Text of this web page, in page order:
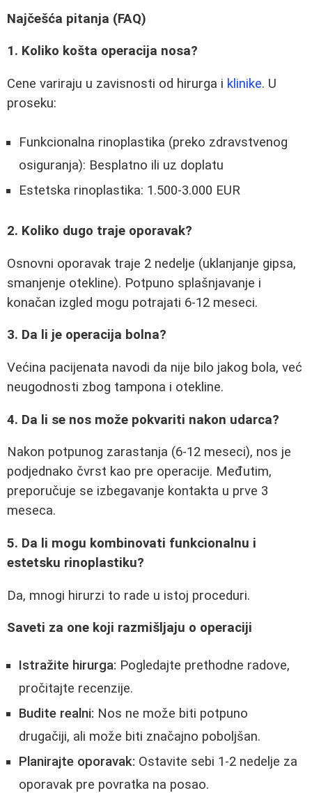
Najčešća pitanja (FAQ)
1. Koliko košta operacija nosa?
Cene variraju u zavisnosti od hirurga i klinike. U
proseku:
Funkcionalna rinoplastika (preko zdravstvenog
osiguranja): Besplatno ili uz doplatu
Estetska rinoplastika: 1.500-3.000 EUR
2. Koliko dugo traje oporavak?
Osnovni oporavak traje 2 nedelje (uklanjanje gipsa,
smanjenje otekline). Potpuno splašnjavanje i
konačan izgled mogu potrajati 6-12 meseci.
3. Da li je operacija bolna?
Većina pacijenata navodi da nije bilo jakog bola, već
neugodnosti zbog tampona i otekline.
4. Da li se nos može pokvariti nakon udarca?
Nakon potpunog zarastanja (6-12 meseci), nos je
podjednako čvrst kao pre operacije. Međutim,
preporučuje se izbegavanje kontakta u prve 3
meseca.
5. Da li mogu kombinovati funkcionalnu i
estetsku rinoplastiku?
Da, mnogi hirurzi to rade u istoj proceduri.
Saveti za one koji razmišljaju o operaciji
Istražite hirurga: Pogledajte prethodne radove,
pročitajte recenzije.
Budite realni: Nos ne može biti potpuno
drugačiji, ali može biti značajno poboljšan.
Planirajte oporavak: Ostavite sebi 1-2 nedelje za
oporavak pre povratka na posao.